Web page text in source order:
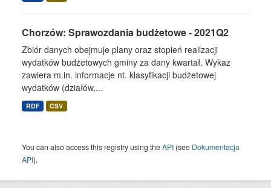
Chorzów: Sprawozdania budżetowe - 2021Q2
Zbiór danych obejmuje plany oraz stopień realizacji
wydatków budżetowych gminy za dany kwartał. Wykaz
zawiera m.in. informacje nt. klasyfikacji budżetowej
wydatków (działów,...
RDF CSV
You can also access this registry using theAPI (see Dokumentacja
API).